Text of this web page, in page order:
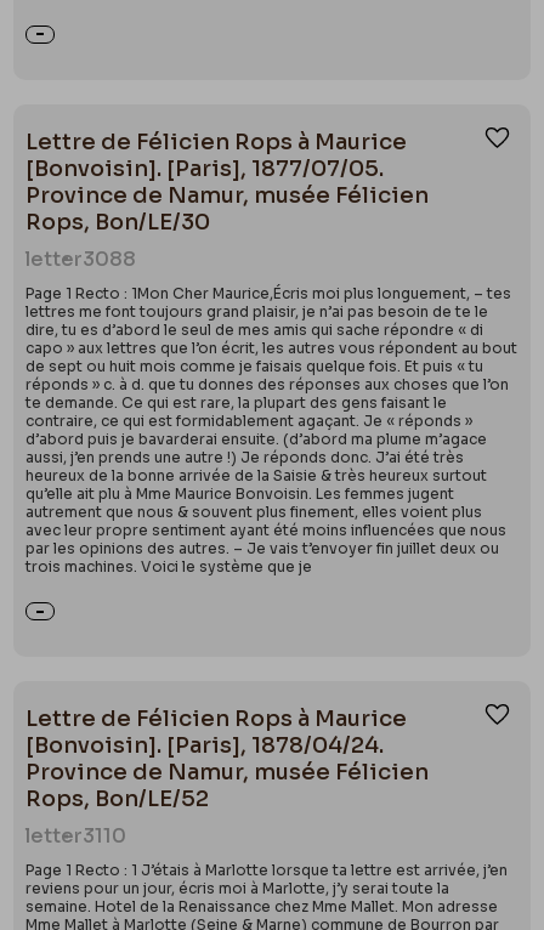
Lettre de Félicien Rops à Maurice
[Bonvoisin]. [Paris], 1877/07/05.
Province de Namur, musée Félicien
Rops, Bon/LE/30
letter3088
Page 1 Recto : 1Mon Cher Maurice,Écris moi plus longuement, – tes
lettres me font toujours grand plaisir, je n’ai pas besoin de te le
dire, tu es d’abord le seul de mes amis qui sache répondre « di
capo » aux lettres que l’on écrit, les autres vous répondent au bout
de sept ou huit mois comme je faisais quelque fois. Et puis « tu
réponds » c. à d. que tu donnes des réponses aux choses que l’on
te demande. Ce qui est rare, la plupart des gens faisant le
contraire, ce qui est formidablement agaçant. Je « réponds »
d’abord puis je bavarderai ensuite. (d’abord ma plume m’agace
aussi, j’en prends une autre !) Je réponds donc. J’ai été très
heureux de la bonne arrivée de la Saisie & très heureux surtout
qu’elle ait plu à Mme Maurice Bonvoisin. Les femmes jugent
autrement que nous & souvent plus finement, elles voient plus
avec leur propre sentiment ayant été moins influencées que nous
par les opinions des autres. – Je vais t’envoyer fin juillet deux ou
trois machines. Voici le système que je
Lettre de Félicien Rops à Maurice
[Bonvoisin]. [Paris], 1878/04/24.
Province de Namur, musée Félicien
Rops, Bon/LE/52
letter3110
Page 1 Recto : 1 J’étais à Marlotte lorsque ta lettre est arrivée, j’en
reviens pour un jour, écris moi à Marlotte, j’y serai toute la
semaine. Hotel de la Renaissance chez Mme Mallet. Mon adresse
Mme Mallet à Marlotte (Seine & Marne) commune de Bourron par